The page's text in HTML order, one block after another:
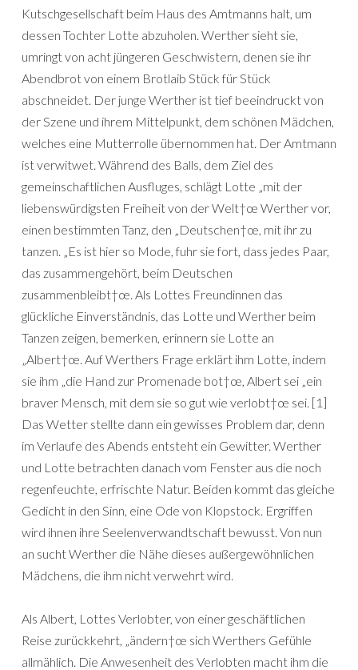
Kutschgesellschaft beim Haus des Amtmanns halt, um
dessen Tochter Lotte abzuholen. Werther sieht sie,
umringt von acht jüngeren Geschwistern, denen sie ihr
Abendbrot von einem Brotlaib Stück für Stück
abschneidet. Der junge Werther ist tief beeindruckt von
der Szene und ihrem Mittelpunkt, dem schönen Mädchen,
welches eine Mutterrolle übernommen hat. Der Amtmann
ist verwitwet. Während des Balls, dem Ziel des
gemeinschaftlichen Ausfluges, schlägt Lotte „mit der
liebenswürdigsten Freiheit von der Welt†œ Werther vor,
einen bestimmten Tanz, den „Deutschen†œ, mit ihr zu
tanzen. „Es ist hier so Mode, fuhr sie fort, dass jedes Paar,
das zusammengehört, beim Deutschen
zusammenbleibt†œ. Als Lottes Freundinnen das
glückliche Einverständnis, das Lotte und Werther beim
Tanzen zeigen, bemerken, erinnern sie Lotte an
„Albert†œ. Auf Werthers Frage erklärt ihm Lotte, indem
sie ihm „die Hand zur Promenade bot†œ, Albert sei „ein
braver Mensch, mit dem sie so gut wie verlobt†œ sei. [1]
Das Wetter stellte dann ein gewisses Problem dar, denn
im Verlaufe des Abends entsteht ein Gewitter. Werther
und Lotte betrachten danach vom Fenster aus die noch
regenfeuchte, erfrischte Natur. Beiden kommt das gleiche
Gedicht in den Sinn, eine Ode von Klopstock. Ergriffen
wird ihnen ihre Seelenverwandtschaft bewusst. Von nun
an sucht Werther die Nähe dieses außergewöhnlichen
Mädchens, die ihm nicht verwehrt wird.
Als Albert, Lottes Verlobter, von einer geschäftlichen
Reise zurückkehrt, „ändern†œ sich Werthers Gefühle
allmählich. Die Anwesenheit des Verlobten macht ihm die